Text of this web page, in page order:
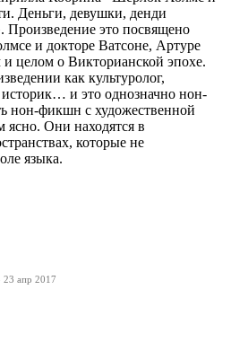
Деньги, девушки, денди
это посвящено
и докторе Ватсоне, Артуре
целом о Викторианской эпохе.
как культуролог,
историк… и это однозначно нон-
нон-фикшн с художественной
ясно. Они находятся в
которые не
языка.
23 апр 2017